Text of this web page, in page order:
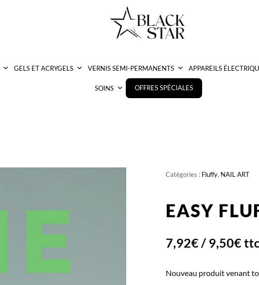
GELS ET ACRYGELS VERNIS SEMI-PERMANENTS APPAREILS
SOINS OFFRES SPÉCIALES
Catégories : Fluffy, NAIL ART
EASY
7,92€ / 9,50€
Nouveau produit venant